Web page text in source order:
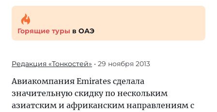
Горящие туры в ОАЭ
Редакция «Тонкостей» • 29 ноября 2013
Авиакомпания Emirates сделала
значительную скидку по нескольким
азиатским и африканским направлениям с